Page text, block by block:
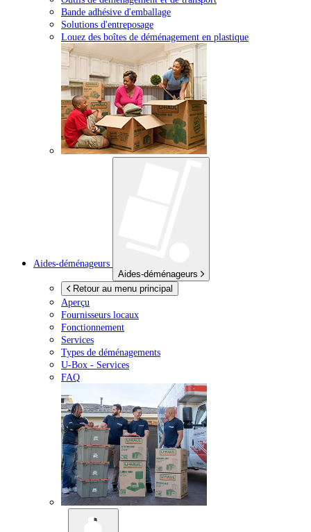
Bande adhésive d'emballage
Solutions d'entreposage
Louez des boîtes de déménagement en plastique
Aides-déménageurs
Aides-déménageurs
Retour au menu principal
Aperçu
Fournisseurs locaux
Fonctionnement
Services
Types de déménagements
U-Box - Services
FAQ